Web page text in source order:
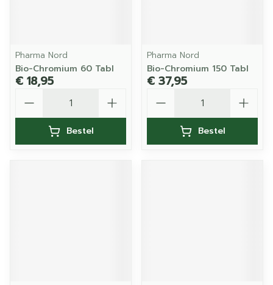
Pharma Nord
Bio-Chromium 60 Tabl
€ 18,95
Bestel
Pharma Nord
Bio-Chromium 150 Tabl
€ 37,95
Bestel